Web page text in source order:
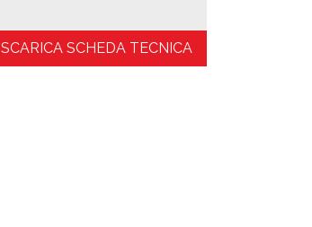
SCARICA SCHEDA TECNICA